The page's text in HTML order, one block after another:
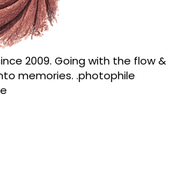
2009. Going with the flow &
memories. .photophile